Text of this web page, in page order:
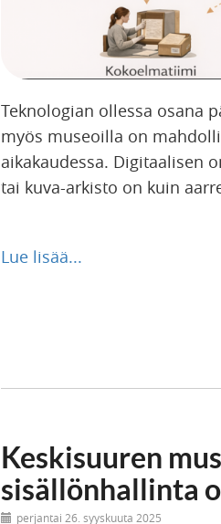
Teknologian ollessa osana
myös museoilla on
aikakaudessa. Digitaalisen
tai kuva-arkisto on kuin
Lue lisää...
Keskisuuren
sisällönhallinta
perjantai 26. syyskuuta 2025